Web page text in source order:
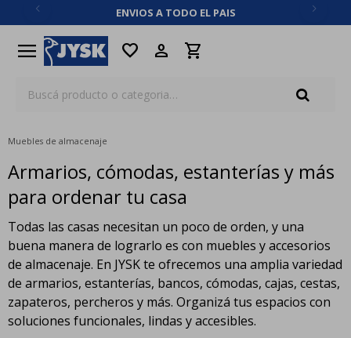
ENVIOS A TODO EL PAIS
menu favorite
Muebles de almacenaje
Armarios, cómodas, estanterías y más
para ordenar tu casa
Todas las casas necesitan un poco de orden, y una
buena manera de lograrlo es con muebles y accesorios
de almacenaje. En JYSK te ofrecemos una amplia variedad
de armarios, estanterías, bancos, cómodas, cajas, cestas,
zapateros, percheros y más. Organizá tus espacios con
soluciones funcionales, lindas y accesibles.
close